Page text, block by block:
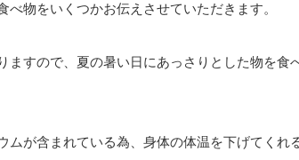
物をいくつかお伝えさせていただきます。
ますので、夏の暑い日にあっさりとした物を
ムが含まれている為、身体の体温を下げてく